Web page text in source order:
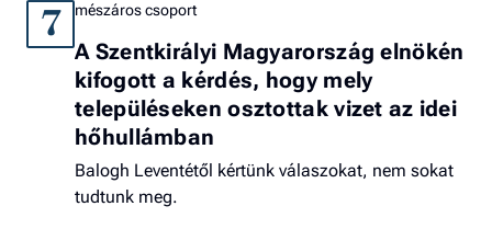
7 mészáros csoport
A Szentkirályi Magyarország elnökén
kifogott a kérdés, hogy mely
településeken osztottak vizet az idei
hőhullámban
Balogh Leventétől kértünk válaszokat, nem sokat
tudtunk meg.